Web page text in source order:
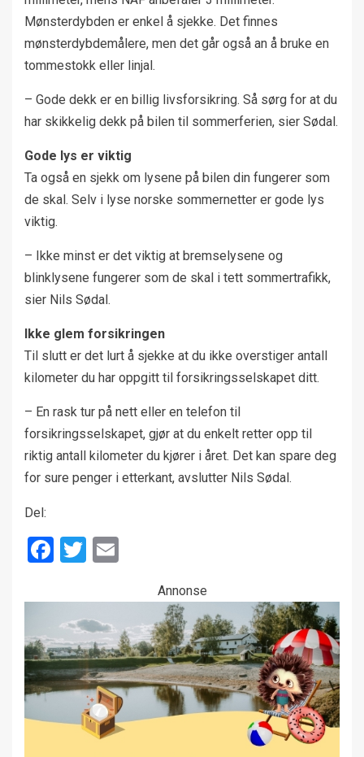
Mønsterdybden er enkel å sjekke. Det finnes
mønsterdybdemålere, men det går også an å bruke en
tommestokk eller linjal.
– Gode dekk er en billig livsforsikring. Så sørg for at du
har skikkelig dekk på bilen til sommerferien, sier Sødal.
Gode lys er viktig
Ta også en sjekk om lysene på bilen din fungerer som
de skal. Selv i lyse norske sommernetter er gode lys
viktig.
– Ikke minst er det viktig at bremselysene og
blinklysene fungerer som de skal i tett sommertrafikk,
sier Nils Sødal.
Ikke glem forsikringen
Til slutt er det lurt å sjekke at du ikke overstiger antall
kilometer du har oppgitt til forsikringsselskapet ditt.
– En rask tur på nett eller en telefon til
forsikringsselskapet, gjør at du enkelt retter opp til
riktig antall kilometer du kjører i året. Det kan spare deg
for sure penger i etterkant, avslutter Nils Sødal.
Del:
Facebook
Twitter
Annonse